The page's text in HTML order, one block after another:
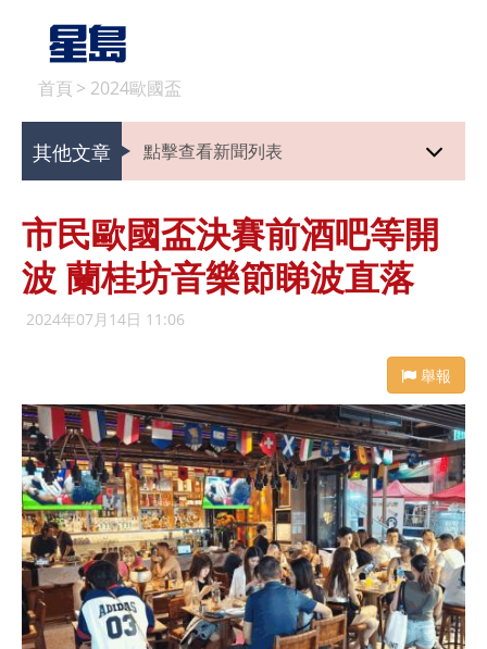
首頁 > 2024歐國盃
其他文章 點擊查看新聞列表
市民歐國盃決賽前酒吧等開
波 蘭桂坊音樂節睇波直落
2024年07月14日 11:06
舉報